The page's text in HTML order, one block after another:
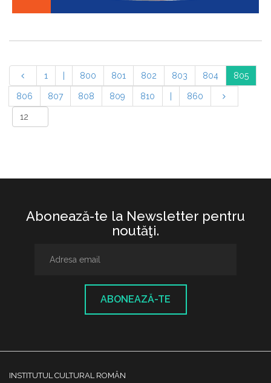
1 800 801 802 803 804 805
806 807 808 809 810 860
Abonează-te la Newsletter pentru
noutăţi.
ABONEAZĂ-TE
INSTITUTUL CULTURAL ROMÂN